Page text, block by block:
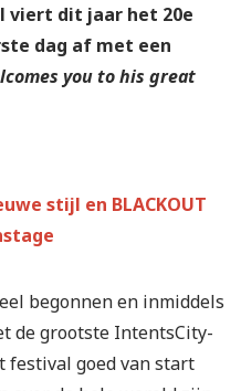
viert dit jaar het 20e
dag af met een
you to his great
stijl en BLACKOUT
begonnen en inmiddels
de grootste IntentsCity-
festival goed van start